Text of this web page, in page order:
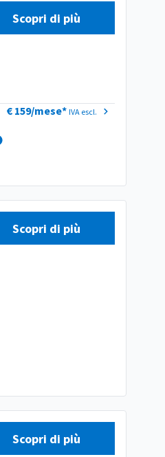
Scopri di più
€ 159/mese* IVA escl.
Scopri di più
Scopri di più